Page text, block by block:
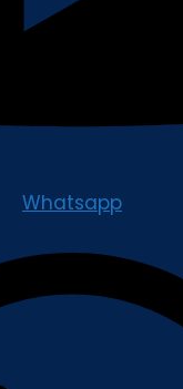
Whatsapp